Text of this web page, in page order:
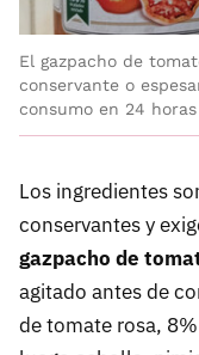
El gazpacho de
conservante o
consumo en 24
Los ingredientes
conservantes y
gazpacho de
agitado antes de
de tomate rosa,